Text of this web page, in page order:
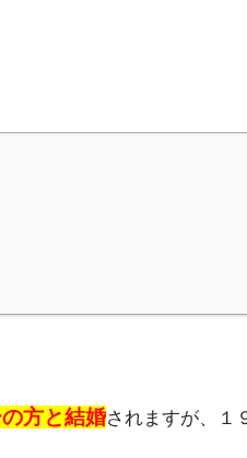
方と結婚されますが、１